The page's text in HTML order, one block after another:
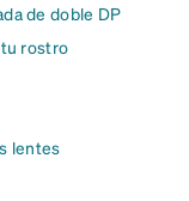
de doble DP
rostro
lentes